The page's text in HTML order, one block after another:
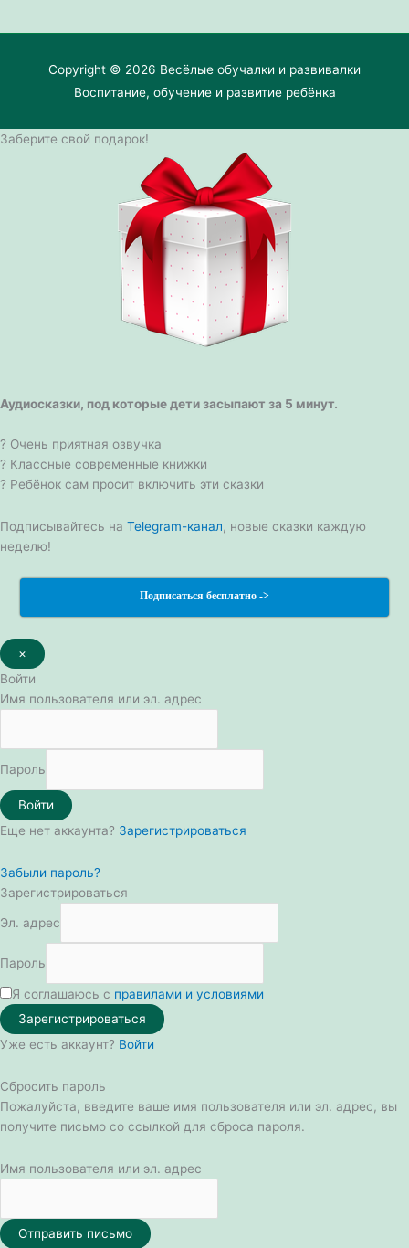
Copyright © 2026 Весёлые обучалки и развивалки
Воспитание, обучение и развитие ребёнка
Заберите свой подарок!
Аудиосказки, под которые дети засыпают за 5 минут.
? Очень приятная озвучка
? Классные современные книжки
? Ребёнок сам просит включить эти сказки
Подписывайтесь на Telegram-канал, новые сказки каждую
неделю!
Подписаться бесплатно ->
×
Войти
Имя пользователя или эл. адрес
Пароль
Войти
Еще нет аккаунта? Зарегистрироваться
Забыли пароль?
Зарегистрироваться
Эл. адрес
Пароль
Я соглашаюсь с правилами и условиями
Зарегистрироваться
Уже есть аккаунт? Войти
Сбросить пароль
Пожалуйста, введите ваше имя пользователя или эл. адрес, вы
получите письмо со ссылкой для сброса пароля.
Имя пользователя или эл. адрес
Отправить письмо